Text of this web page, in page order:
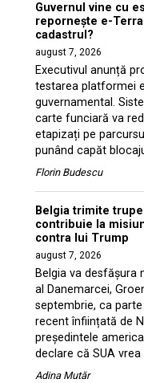
Guvernul vine cu
repornește e-
cadastrul?
august 7, 2026
Executivul anunță
testarea platformei
guvernamental.
carte funciară va
etapizați pe
punând capăt
Florin Budescu
Belgia trimite
contribuie la
contra lui Trump
august 7, 2026
Belgia va desfășura
al Danemarcei,
septembrie, ca
recent înființată de
președintele
declare că SUA vrea
Adina Mutăr